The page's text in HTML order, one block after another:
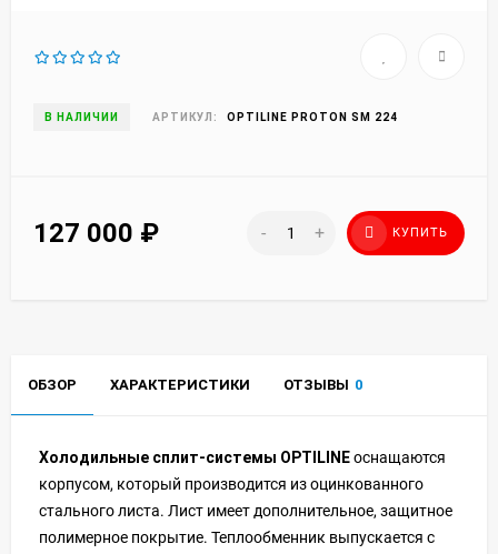
В НАЛИЧИИ АРТИКУЛ: OPTILINE PROTON SM 224
127 000 ₽ - + КУПИТЬ
ОБЗОР ХАРАКТЕРИСТИКИ ОТЗЫВЫ 0
Холодильные сплит-системы OPTILINEоснащаются
корпусом, который производится из оцинкованного
стального листа. Лист имеет дополнительное, защитное
полимерное покрытие. Теплообменник выпускается с